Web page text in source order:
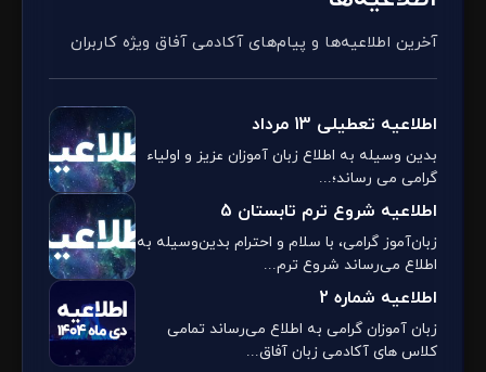
آخرین اطلاعیه‌ها و پیام‌های آکادمی آفاق ویژه کاربران
اطلاعیه تعطیلی 13 مرداد
بدین وسیله به اطلاع زبان آموزان عزیز و اولیاء
گرامی می رساند؛...
اطلاعیه شروع ترم تابستان 5
زبان‌آموز گرامی، با سلام و احترام بدین‌وسیله به
اطلاع می‌رساند شروع ترم...
اطلاعیه شماره 2
زبان آموزان گرامی به اطلاع می‌رساند تمامی
کلاس های آکادمی زبان آفاق...